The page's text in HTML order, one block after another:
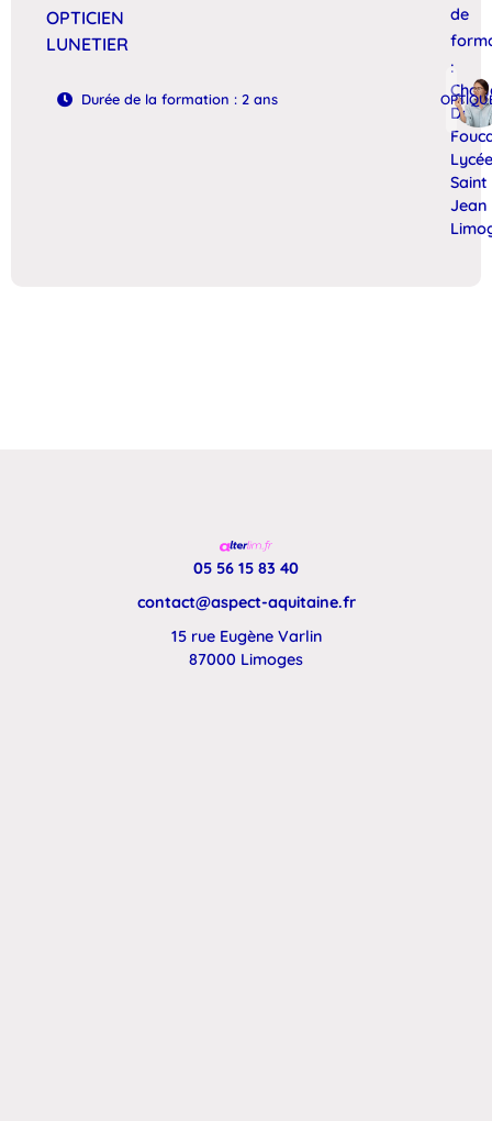
OPTICIEN
LUNETIER
Durée de la formation : 2 ans
de
:
De
Lycée
Saint
Jean
DÉTAILS
05 56 15 83 40
contact@aspect-aquitaine.fr
15 rue Eugène Varlin
87000 Limoges